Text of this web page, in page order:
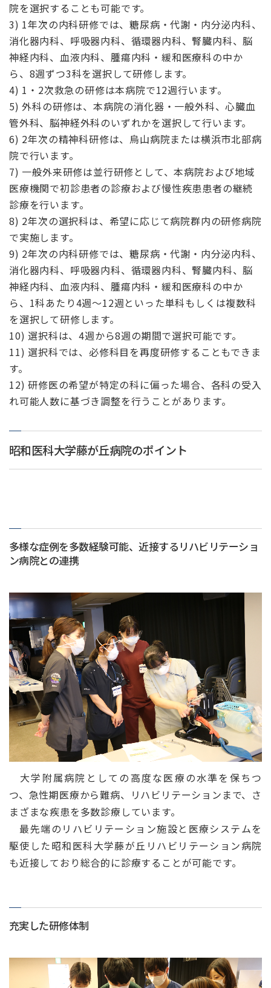
院を選択することも可能です。
3) 1年次の内科研修では、糖尿病・代謝・内分泌内科、
消化器内科、呼吸器内科、循環器内科、腎臓内科、脳
神経内科、血液内科、腫瘍内科・緩和医療科の中か
ら、8週ずつ3科を選択して研修します。
4) 1・2次救急の研修は本病院で12週行います。
5) 外科の研修は、本病院の消化器・一般外科、心臓血
管外科、脳神経外科のいずれかを選択して行います。
6) 2年次の精神科研修は、烏山病院または横浜市北部病
院で行います。
7) 一般外来研修は並行研修として、本病院および地域
医療機関で初診患者の診療および慢性疾患患者の継続
診療を行います。
8) 2年次の選択科は、希望に応じて病院群内の研修病院
で実施します。
9) 2年次の内科研修では、糖尿病・代謝・内分泌内科、
消化器内科、呼吸器内科、循環器内科、腎臓内科、脳
神経内科、血液内科、腫瘍内科・緩和医療科の中か
ら、1科あたり4週～12週といった単科もしくは複数科
を選択して研修します。
10) 選択科は、4週から8週の期間で選択可能です。
11) 選択科では、必修科目を再度研修することもできま
す。
12) 研修医の希望が特定の科に偏った場合、各科の受入
れ可能人数に基づき調整を行うことがあります。
昭和医科大学藤が丘病院のポイント
多様な症例を多数経験可能、近接するリハビリテーショ
ン病院との連携
大学附属病院としての高度な医療の水準を保ちつ
つ、急性期医療から難病、リハビリテーションまで、さ
まざまな疾患を多数診療しています。
最先端のリハビリテーション施設と医療システムを
駆使した昭和医科大学藤が丘リハビリテーション病院
も近接しており総合的に診療することが可能です。
充実した研修体制